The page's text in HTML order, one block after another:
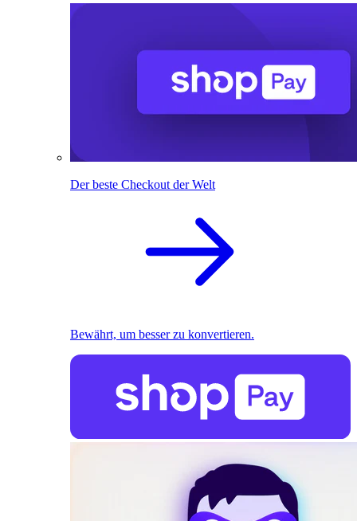
Der beste Checkout der Welt
Bewährt, um besser zu konvertieren.